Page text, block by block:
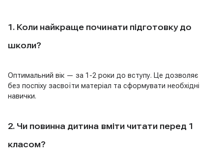
1. Коли найкраще починати підготовку до
школи?
Оптимальний вік — за 1-2 роки до вступу. Це дозволяє
без поспіху засвоїти матеріал та сформувати необхідні
навички.
2. Чи повинна дитина вміти читати перед 1
класом?